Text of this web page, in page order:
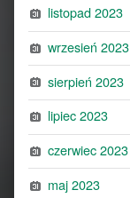
listopad 2023
wrzesień 2023
sierpień 2023
lipiec 2023
czerwiec 2023
maj 2023